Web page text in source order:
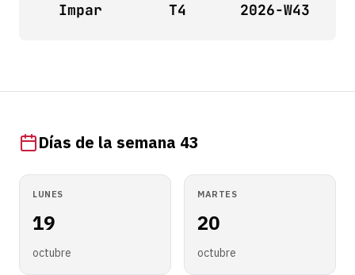
Impar T4 2026-W43
Días de la semana 43
LUNES
19
octubre
MARTES
20
octubre